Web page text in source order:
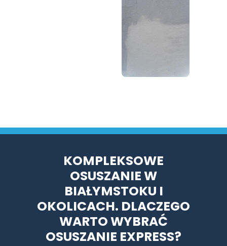
KOMPLEKSOWE
OSUSZANIE W
BIAŁYMSTOKU I
OKOLICACH. DLACZEGO
WARTO WYBRAĆ
OSUSZANIE EXPRESS?